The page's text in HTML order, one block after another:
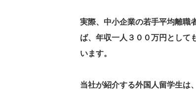
実際、中小企業の若手平均離職
ば、年収一人３００万円として
います。
当社が紹介する外国人留学生は